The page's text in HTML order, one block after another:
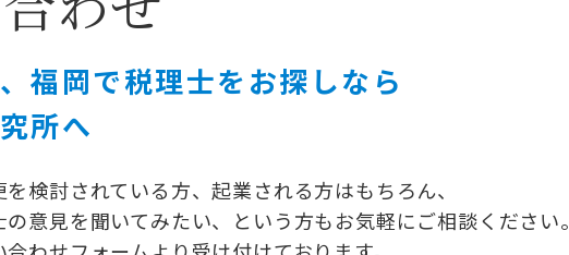
福岡で税理士をお探しなら
所へ
検討されている方、起業される方はもちろん、
意見を聞いてみたい、という方もお気軽にご相談ください。